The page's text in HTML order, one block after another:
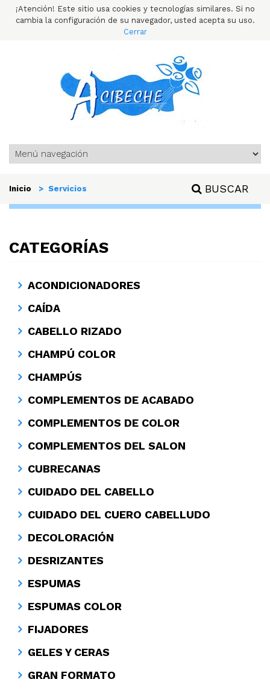
¡Atención! Este sitio usa cookies y tecnologías similares. Si no
cambia la configuración de su navegador, usted acepta su uso.
Cerrar
Inicio > Servicios BUSCAR
CATEGORÍAS
ACONDICIONADORES
CAÍDA
CABELLO RIZADO
CHAMPÚ COLOR
CHAMPÚS
COMPLEMENTOS DE ACABADO
COMPLEMENTOS DE COLOR
COMPLEMENTOS DEL SALON
CUBRECANAS
CUIDADO DEL CABELLO
CUIDADO DEL CUERO CABELLUDO
DECOLORACIÓN
DESRIZANTES
ESPUMAS
ESPUMAS COLOR
FIJADORES
GELES Y CERAS
GRAN FORMATO